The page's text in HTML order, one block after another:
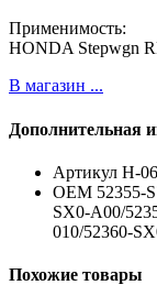
Применимость:
HONDA Stepwgn
В магазин ...
Дополнительная
Артикул H-
ОЕМ 52355-
SX0-A00/
010/52360-
Похожие товары